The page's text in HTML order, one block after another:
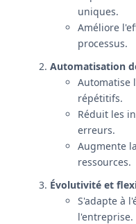
uniques.
Améliore
processus.
Automatisation
Automatise
répétitifs.
Réduit les
erreurs.
Augmente
ressources.
Évolutivité et
S'adapte à
l'entreprise.